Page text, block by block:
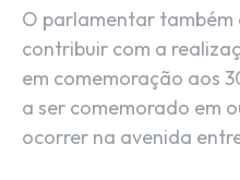
O parlamentar também
contribuir com a
em comemoração aos
a ser comemorado em
ocorrer na avenida